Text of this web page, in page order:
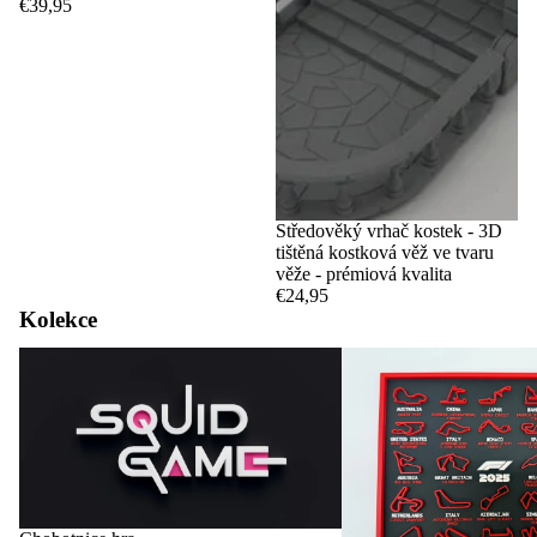
€39,95
Středověký vrhač kostek - 3D
tištěná kostková věž ve tvaru
věže - prémiová kvalita
€24,95
Kolekce